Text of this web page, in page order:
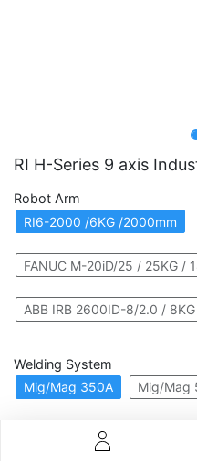
RI H-Series 9 axis
Robot Arm
RI6-2000 /6KG /2000mm
FANUC M-20iD/25 / 25KG /
ABB IRB 2600ID-8/2.0 /
Welding System
Mig/Mag 350A
Mig/Mag
Descoperă
Monitorizare în timp real și
soluție
Scalabil de la 1 robot la
Află mai mult